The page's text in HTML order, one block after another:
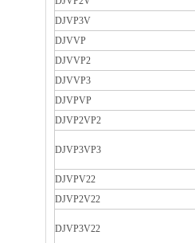
DJVP3V
DJVVP
DJVVP2
DJVVP3
DJVPVP
DJVP2VP2
DJVP3VP3
DJVPV22
DJVP2V22
DJVP3V22